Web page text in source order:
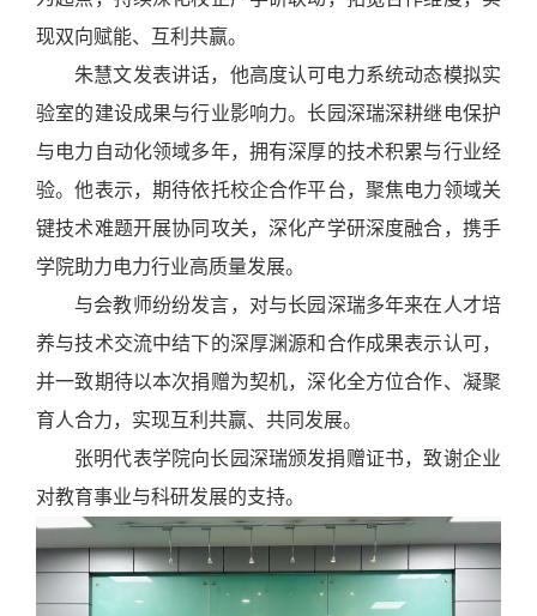
现双向赋能、互利共赢。
朱慧文发表讲话，他高度认可电力系统动态模拟实
验室的建设成果与行业影响力。长园深瑞深耕继电保护
与电力自动化领域多年，拥有深厚的技术积累与行业经
验。他表示，期待依托校企合作平台，聚焦电力领域关
键技术难题开展协同攻关，深化产学研深度融合，携手
学院助力电力行业高质量发展。
与会教师纷纷发言，对与长园深瑞多年来在人才培
养与技术交流中结下的深厚渊源和合作成果表示认可，
并一致期待以本次捐赠为契机，深化全方位合作、凝聚
育人合力，实现互利共赢、共同发展。
张明代表学院向长园深瑞颁发捐赠证书，致谢企业
对教育事业与科研发展的支持。